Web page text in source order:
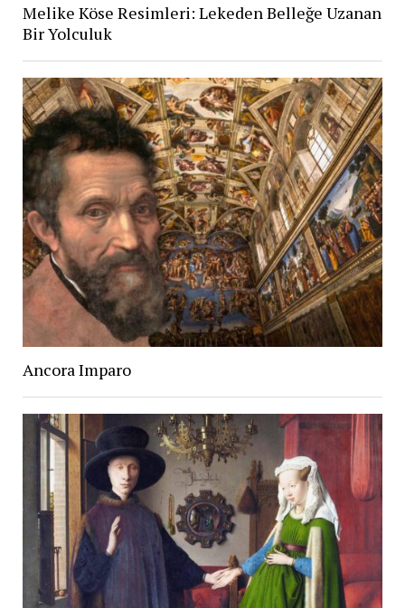
Melike Köse Resimleri: Lekeden Belleğe Uzanan
Bir Yolculuk
Ancora Imparo